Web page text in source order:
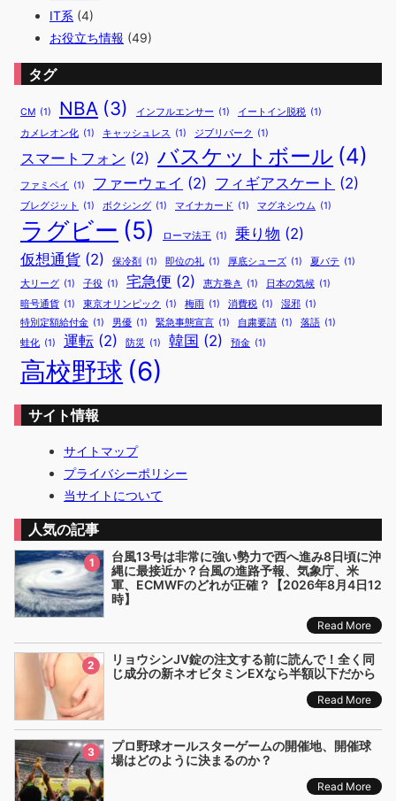
IT系 (4)
お役立ち情報 (49)
タグ
CM (1) NBA (3) インフルエンサー (1) イートイン脱税 (1)
カメレオン化 (1) キャッシュレス (1) ジブリパーク (1)
スマートフォン (2) バスケットボール (4)
ファミペイ (1) ファーウェイ (2) フィギアスケート (2)
ブレグジット (1) ボクシング (1) マイナカード (1) マグネシウム (1)
ラグビー (5) ローマ法王 (1) 乗り物 (2)
仮想通貨 (2) 保冷剤 (1) 即位の礼 (1) 厚底シューズ (1) 夏バテ (1)
大リーグ (1) 子役 (1) 宅急便 (2) 恵方巻き (1) 日本の気候 (1)
暗号通貨 (1) 東京オリンピック (1) 梅雨 (1) 消費税 (1) 湿邪 (1)
特別定額給付金 (1) 男優 (1) 緊急事態宣言 (1) 自粛要請 (1) 落語 (1)
蛙化 (1) 運転 (2) 防災 (1) 韓国 (2) 預金 (1)
高校野球 (6)
サイト情報
サイトマップ
プライバシーポリシー
当サイトについて
人気の記事
1
台風13号は非常に強い勢力で西へ進み8日頃に沖
縄に最接近か？台風の進路予報、気象庁、米
軍、ECMWFのどれが正確？【2026年8月4日12
時】
Read More
2
リョウシンJV錠の注文する前に読んで！全く同
じ成分の新ネオビタミンEXなら半額以下だから
Read More
3
プロ野球オールスターゲームの開催地、開催球
場はどのように決まるのか？
Read More